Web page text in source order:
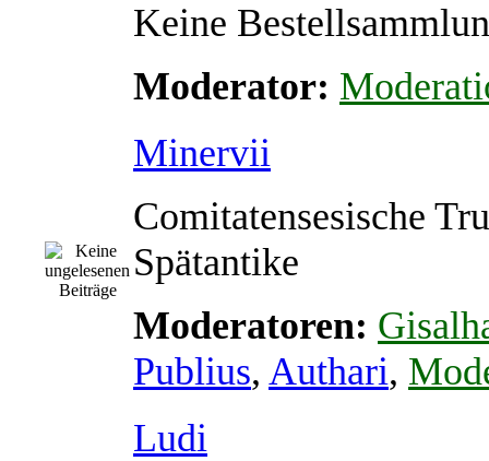
Keine
Moderator:
Minervii
Comitatensesische
Spätantike
Moderatoren:
Publius, Authari,
Ludi